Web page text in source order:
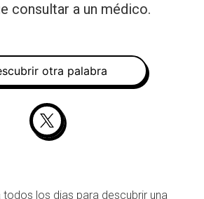
consultar a un médico.
otra palabra
todos los dias para descubrir una